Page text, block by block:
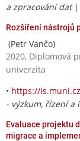
a zpracování dat|
Rozšíření nástrojů
(Petr Vančo)
2020, Diplomová
univerzita
• https://
- výzkum, řízení a
Evaluace projektu
migrace a